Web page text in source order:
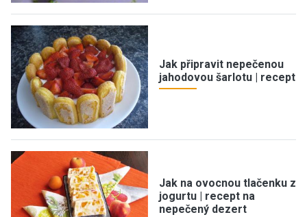
Jak připravit nepečenou
jahodovou šarlotu | recept
Jak na ovocnou tlačenku z
jogurtu | recept na
nepečený dezert